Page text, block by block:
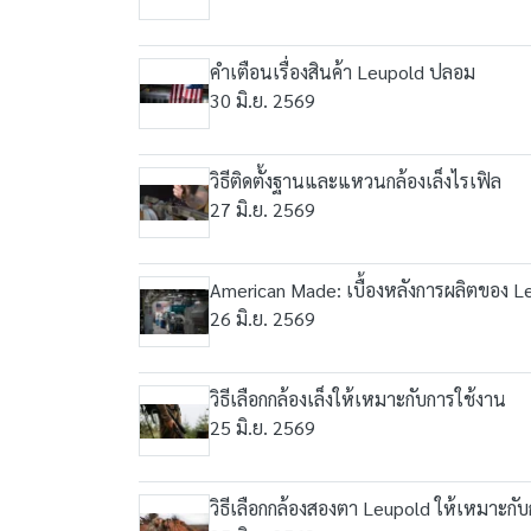
คำเตือนเรื่องสินค้า Leupold ปลอม
30 มิ.ย. 2569
วิธีติดตั้งฐานและแหวนกล้องเล็งไรเฟิล
27 มิ.ย. 2569
American Made: เบื้องหลังการผลิตของ
26 มิ.ย. 2569
วิธีเลือกกล้องเล็งให้เหมาะกับการใช้งาน
25 มิ.ย. 2569
วิธีเลือกกล้องสองตา Leupold ให้เหมาะกั